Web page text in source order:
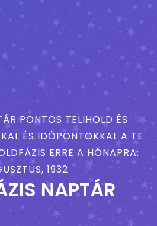
PONTOS TELIHOLD ÉS
ÉS IDŐPONTOKKAL A TE
ERRE A HÓNAPRA:
1932
NAPTÁR